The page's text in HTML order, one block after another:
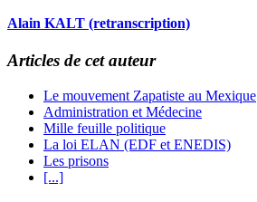
Alain KALT (retranscription)
Articles de cet auteur
Le mouvement Zapatiste au Mexique
Administration et Médecine
Mille feuille politique
La loi ELAN (EDF et ENEDIS)
Les prisons
[...]